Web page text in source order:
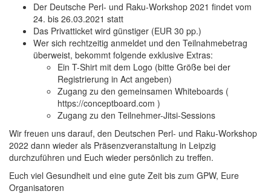
Der Deutsche Perl- und Raku-Workshop 2021 findet vom
24. bis 26.03.2021 statt
Das Privatticket wird günstiger (EUR 30 pp.)
Wer sich rechtzeitig anmeldet und den Teilnahmebetrag
überweist, bekommt folgende exklusive Extras:
Ein T-Shirt mit dem Logo (bitte Größe bei der
Registrierung in Act angeben)
Zugang zu den gemeinsamen Whiteboards (
https://conceptboard.com )
Zugang zu den Teilnehmer-Jitsi-Sessions
Wir freuen uns darauf, den Deutschen Perl- und Raku-Workshop
2022 dann wieder als Präsenzveranstaltung in Leipzig
durchzuführen und Euch wieder persönlich zu treffen.
Euch viel Gesundheit und eine gute Zeit bis zum GPW, Eure
Organisatoren